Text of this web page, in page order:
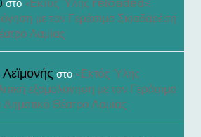
στο «Εκτός Ύλης reloaded»:
με τον Γεράσιμο Σκιαδαρέση
Λαμίας
στο «Εκτός Ύλης
εξομολόγηση με τον Γεράσιμο
Θέατρο Λαμίας